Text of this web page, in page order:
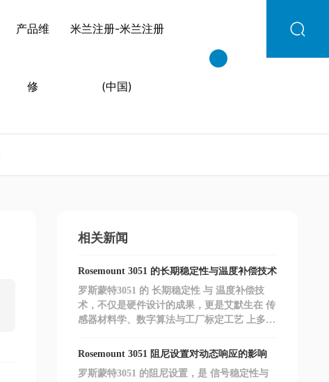
产品维
修
米兰注册-米兰注册
(中国)
相关新闻
Rosemount 3051 的长期稳定性与温度补偿技术
罗斯蒙特3051 的 长期稳定性 与 温度补偿技
术，不仅是硬件设计的成果，更是艾默生在 传
感器材料学、数字算法与工厂标定工艺 上多年
本 的过程工业来说，3051 不仅是一台变送
Rosemount 3051 阻尼设置对动态响应的影响
罗斯蒙特3051 的阻尼设置，是 信号稳定性与